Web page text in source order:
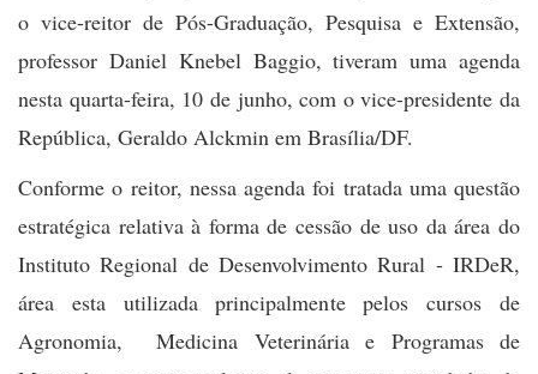
o vice-reitor de Pós-Graduação, Pesquisa e Extensão,
professor Daniel Knebel Baggio, tiveram uma agenda
nesta quarta-feira, 10 de junho, com o vice-presidente da
República, Geraldo Alckmin em Brasília/DF.
Conforme o reitor, nessa agenda foi tratada uma questão
estratégica relativa à forma de cessão de uso da área do
Instituto Regional de Desenvolvimento Rural - IRDeR,
área esta utilizada principalmente pelos cursos de
Agronomia, Medicina Veterinária e Programas de